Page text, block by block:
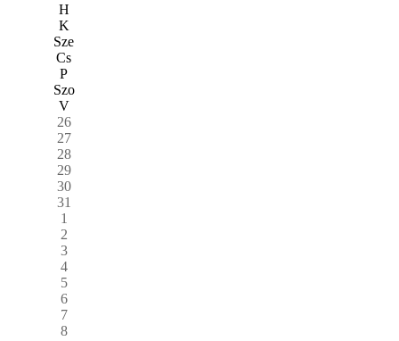
H
K
Sze
Cs
P
Szo
V
26
27
28
29
30
31
1
2
3
4
5
6
7
8